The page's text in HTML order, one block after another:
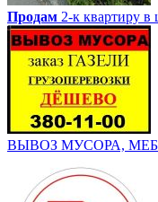
Продам 2-к квартиру в
ВЫВОЗ МУСОРА,